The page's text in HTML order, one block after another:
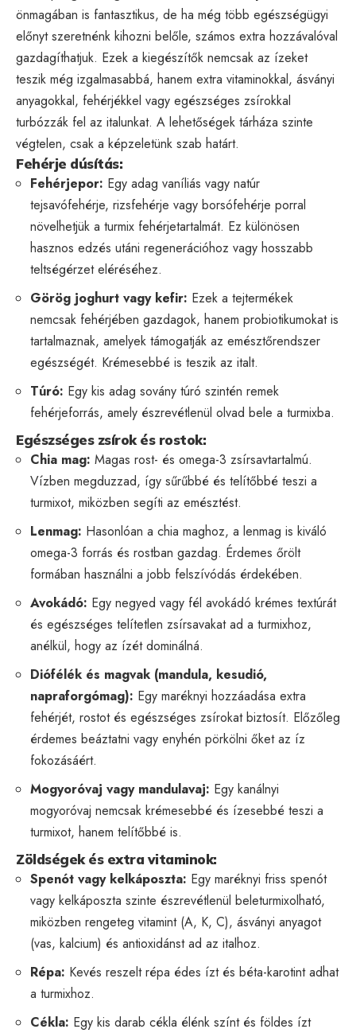
önmagában is fantasztikus, de ha még több egészségügyi
előnyt szeretnénk kihozni belőle, számos extra hozzávalóval
gazdagíthatjuk. Ezek a kiegészítők nemcsak az ízeket
teszik még izgalmasabbá, hanem extra vitaminokkal, ásványi
anyagokkal, fehérjékkel vagy egészséges zsírokkal
turbózzák fel az italunkat. A lehetőségek tárháza szinte
végtelen, csak a képzeletünk szab határt.
Fehérje dúsítás:
Fehérjepor: Egy adag vaníliás vagy natúr
tejsavófehérje, rizsfehérje vagy borsófehérje porral
növelhetjük a turmix fehérjetartalmát. Ez különösen
hasznos edzés utáni regenerációhoz vagy hosszabb
teltségérzet eléréséhez.
Görög joghurt vagy kefir: Ezek a tejtermékek
nemcsak fehérjében gazdagok, hanem probiotikumokat is
tartalmaznak, amelyek támogatják az emésztőrendszer
egészségét. Krémesebbé is teszik az italt.
Túró: Egy kis adag sovány túró szintén remek
fehérjeforrás, amely észrevétlenül olvad bele a turmixba.
Egészséges zsírok és rostok:
Chia mag: Magas rost- és omega-3 zsírsavtartalmú.
Vízben megduzzad, így sűrűbbé és telítőbbé teszi a
turmixot, miközben segíti az emésztést.
Lenmag: Hasonlóan a chia maghoz, a lenmag is kiváló
omega-3 forrás és rostban gazdag. Érdemes őrölt
formában használni a jobb felszívódás érdekében.
Avokádó: Egy negyed vagy fél avokádó krémes textúrát
és egészséges telítetlen zsírsavakat ad a turmixhoz,
anélkül, hogy az ízét dominálná.
Diófélék és magvak (mandula, kesudió,
napraforgómag): Egy maréknyi hozzáadása extra
fehérjét, rostot és egészséges zsírokat biztosít. Előzőleg
érdemes beáztatni vagy enyhén pörkölni őket az íz
fokozásáért.
Mogyoróvaj vagy mandulavaj: Egy kanálnyi
mogyoróvaj nemcsak krémesebbé és ízesebbé teszi a
turmixot, hanem telítőbbé is.
Zöldségek és extra vitaminok:
Spenót vagy kelkáposzta: Egy maréknyi friss spenót
vagy kelkáposzta szinte észrevétlenül beleturmixolható,
miközben rengeteg vitamint (A, K, C), ásványi anyagot
(vas, kalcium) és antioxidánst ad az italhoz.
Répa: Kevés reszelt répa édes ízt és béta-karotint adhat
a turmixhoz.
Cékla: Egy kis darab cékla élénk színt és földes ízt